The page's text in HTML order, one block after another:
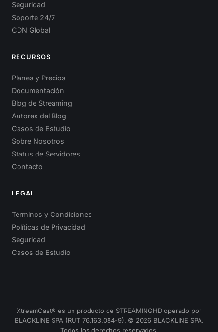
Seguridad
Soporte 24/7
CDN Global
RECURSOS
Planes y Precios
Documentación
Blog de Streaming
Autores del Blog
Casos de Estudio
Sobre Nosotros
Status de Servidores
Contacto
LEGAL
Términos y Condiciones
Políticas de Privacidad
Seguridad
Casos de Estudio
XtreamCast® es un producto de STREAMINGHD operado por
BLACKLINE SPA (RUT 76.163.084-9). © 2026 BLACKLINE SPA.
Todos los derechos reservados.